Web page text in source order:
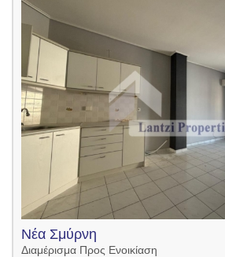
Νέα Σμύρνη
Διαμέρισμα Προς Ενοικίαση